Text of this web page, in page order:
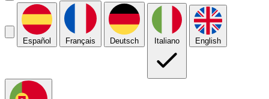
Español Français Deutsch Italiano English